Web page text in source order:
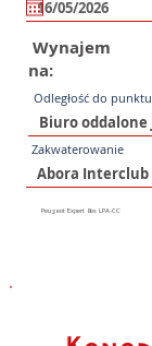
Wynajem
na:
Odległość do punktu
Zakwaterowanie